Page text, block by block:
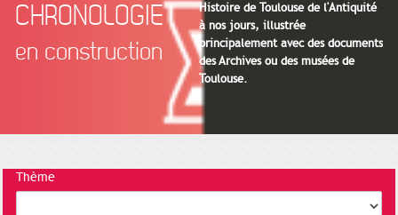
CHRONOLOGIE
en construction
Histoire de Toulouse de l'Antiquité
à nos jours, illustrée
principalement avec des documents
des Archives ou des musées de
Toulouse.
Thème